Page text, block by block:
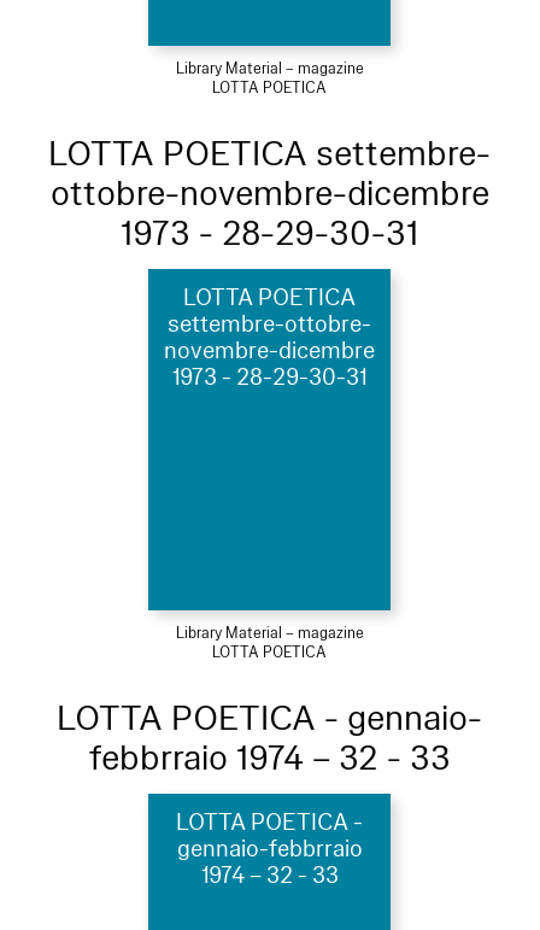
Library Material – magazine
LOTTA POETICA
LOTTA POETICA settembre-
ottobre-novembre-dicembre
1973 - 28-29-30-31
LOTTA POETICA
settembre-ottobre-
novembre-dicembre
1973 - 28-29-30-31
Library Material – magazine
LOTTA POETICA
LOTTA POETICA - gennaio-
febbrraio 1974 – 32 - 33
LOTTA POETICA -
gennaio-febbrraio
1974 – 32 - 33